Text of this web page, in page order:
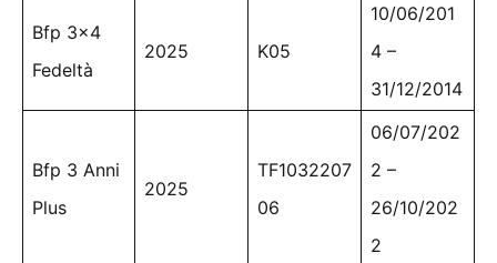
Bfp 3×4
Fedeltà
2025 K05
10/06/201
4 –
31/12/2014
Bfp 3 Anni
Plus
2025
TF1032207
06
06/07/202
2 –
26/10/202
2